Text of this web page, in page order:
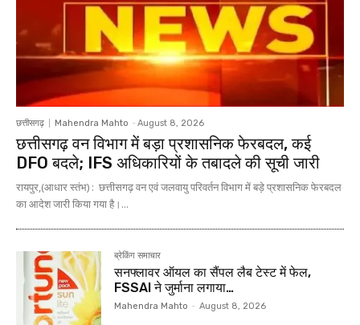
छत्तीसगढ़ Mahendra Mahto - August 8, 2026
छत्तीसगढ़ वन विभाग में बड़ा प्रशासनिक फेरबदल, कई
DFO बदले; IFS अधिकारियों के तबादले की सूची जारी
रायपुर,(आधार स्तंभ) : छत्तीसगढ़ वन एवं जलवायु परिवर्तन विभाग में बड़े प्रशासनिक फेरबदल
का आदेश जारी किया गया है।...
ब्रेकिंग समाचार
सनफ्लावर ऑयल का सैंपल लैब टेस्ट में फेल,
FSSAI ने जुर्माना लगाया…
Mahendra Mahto - August 8, 2026